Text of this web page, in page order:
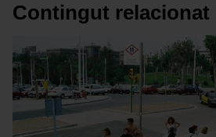
Contingut relacionat
Imatge